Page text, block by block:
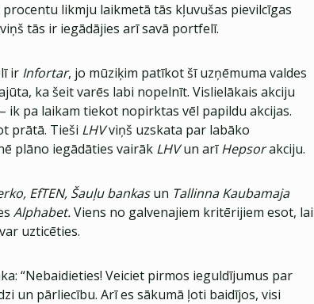
likmju laikmetā tās kļuvušas pievilcīgas
tās ir iegādājies arī savā portfelī.
ir Infortar, jo mūziķim patīkot šī uzņēmuma valdes
ka šeit varēs labi nopelnīt. Vislielākais akciju
– ik pa laikam tiekot nopirktas vēl papildu akcijas.
prātā. Tieši LHVviņš uzskata par labāko
plāno iegādāties vairāk LHVun arīHepsorakciju.
EfTEN, Šauļu bankasun Tallinna Kaubamaja
Alphabet.Viens no galvenajiem kritērijiem esot, lai
uzticēties.
“Nebaidieties! Veiciet pirmos ieguldījumus par
un pārliecību. Arī es sākumā ļoti baidījos, visi